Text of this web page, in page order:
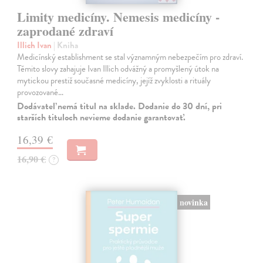
Limity medicíny. Nemesis medicíny -
zaprodané zdraví
Illich Ivan | Kniha
Medicínský establishment se stal významným nebezpečím pro zdraví.
Těmito slovy zahajuje Ivan Illich odvážný a promyšlený útok na
mytickou prestiž současné medicíny, jejíž zvyklosti a rituály
provozované…
Dodávateľ nemá titul na sklade. Dodanie do 30 dní, pri
starších tituloch nevieme dodanie garantovať.
16,39 €
16,90 € ?
novinka